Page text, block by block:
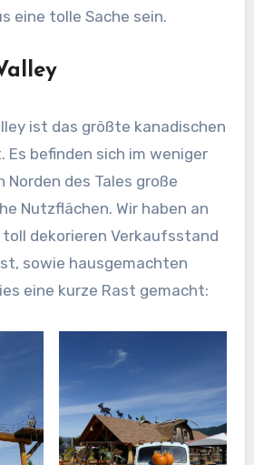
eine tolle Sache sein.
ist das größte kanadischen
Es befinden sich im weniger
des Tales große
Nutzflächen. Wir haben an
dekorieren Verkaufsstand
sowie hausgemachten
eine kurze Rast gemacht: